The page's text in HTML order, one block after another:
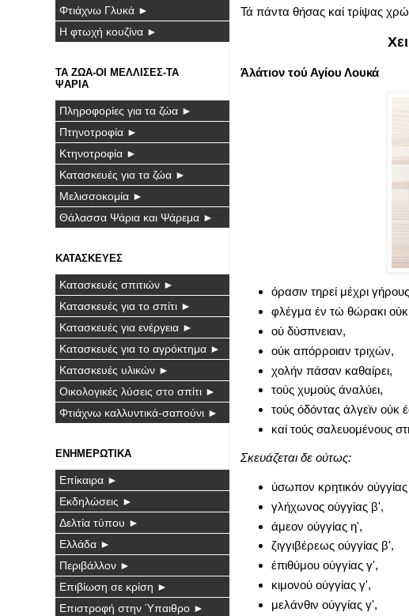
Τά πάντα θήσας καί τρίψας
Άλάτιον τού Αγίου Λουκά
όρασιν τηρεί μέχρι
φλέγμα έν τώ θώρακι
ού δύσπνειαν,
ούκ απόρροιαν τριχών,
χολήν πάσαν καθαίρει,
τούς χυμούς άναλύει,
τούς όδόντας άλγεϊν ούκ
καί τούς σαλευομένους
Σκευάζεται δε ούτως:
ύσωπον κρητικόν
γλήχωνος ούγγίας β',
άμεον ούγγίας η',
ζιγγιβέρεως ούγγίας β',
έπιθύμου ούγγίας γ',
κιμονού ούγγίας γ',
μελάνθιν ούγγίας γ',
Φτιάχνω Γλυκά ►
Η φτωχή κουζίνα ►
ΤΑ ΖΩΑ-ΟΙ ΜΕΛΛΙΣΕΣ-ΤΑ
ΨΑΡΙΑ
Πληροφορίες για τα ζώα ►
Πτηνοτροφία ►
Κτηνοτροφία ►
Κατασκευές για τα ζώα ►
Μελισσοκομία ►
Θάλασσα Ψάρια και Ψάρεμα ►
ΚΑΤΑΣΚΕΥΕΣ
Κατασκευές σπιτιών ►
Κατασκευές για το σπίτι ►
Κατασκευές για ενέργεια ►
Κατασκευές για το αγρόκτημα ►
Κατασκευές υλικών ►
Οικολογικές λύσεις στο σπίτι ►
Φτιάχνω καλλυντικά-σαπούνι ►
ΕΝΗΜΕΡΩΤΙΚΑ
Επίκαιρα ►
Εκδηλώσεις ►
Δελτία τύπου ►
Ελλάδα ►
Περιβάλλον ►
Επιβίωση σε κρίση ►
Επιστροφή στην Ύπαιθρο ►